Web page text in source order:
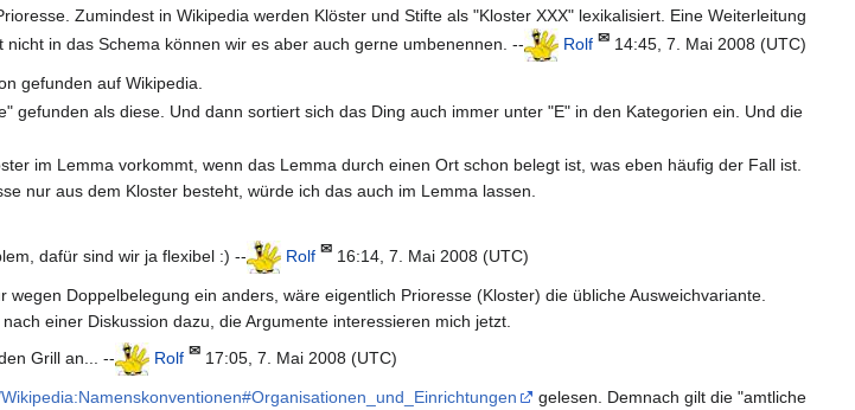
Zumindest in Wikipedia werden Klöster und Stifte als "Kloster XXX" lexikalisiert. Eine Weiterleitung
in das Schema können wir es aber auch gerne umbenennen. --
Rolf ✉ 14:45, 7. Mai 2008 (UTC)
gefunden auf Wikipedia.
gefunden als diese. Und dann sortiert sich das Ding auch immer unter "E" in den Kategorien ein. Und die
im Lemma vorkommt, wenn das Lemma durch einen Ort schon belegt ist, was eben häufig der Fall ist.
nur aus dem Kloster besteht, würde ich das auch im Lemma lassen.
dafür sind wir ja flexibel :) --
Rolf ✉ 16:14, 7. Mai 2008 (UTC)
Doppelbelegung ein anders, wäre eigentlich Prioresse (Kloster) die übliche Ausweichvariante.
einer Diskussion dazu, die Argumente interessieren mich jetzt.
Grill an... --
Rolf ✉17:05, 7. Mai 2008 (UTC)
gelesen. Demnach gilt die "amtliche